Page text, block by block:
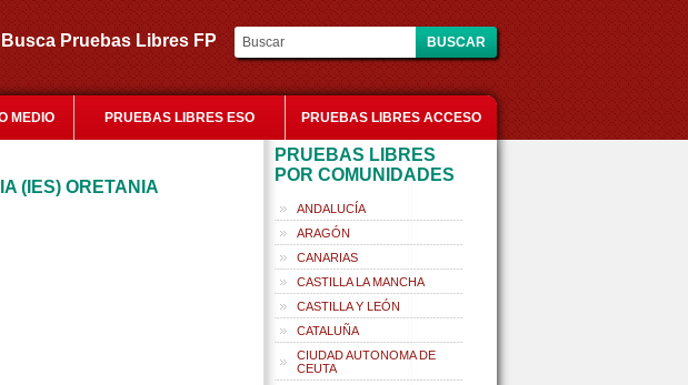
Busca Pruebas Libres FP
MEDIO PRUEBAS LIBRES ESO PRUEBAS LIBRES ACCESO
(IES) ORETANIA
PRUEBAS LIBRES
POR COMUNIDADES
ANDALUCÍA
ARAGÓN
CANARIAS
CASTILLA LA MANCHA
CASTILLA Y LEÓN
CATALUÑA
CIUDAD AUTONOMA DE
CEUTA